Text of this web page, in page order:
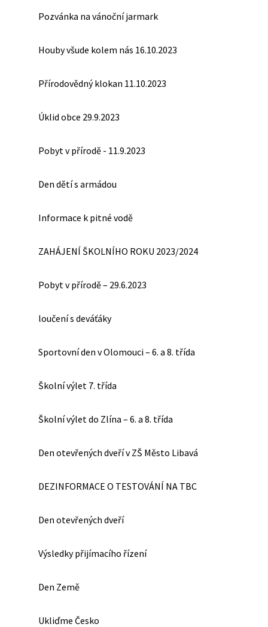
Pozvánka na vánoční jarmark
Houby všude kolem nás 16.10.2023
Přírodovědný klokan 11.10.2023
Úklid obce 29.9.2023
Pobyt v přírodě - 11.9.2023
Den dětí s armádou
Informace k pitné vodě
ZAHÁJENÍ ŠKOLNÍHO ROKU 2023/2024
Pobyt v přírodě – 29.6.2023
loučení s deváťáky
Sportovní den v Olomouci – 6. a 8. třída
Školní výlet 7. třída
Školní výlet do Zlína – 6. a 8. třída
Den otevřených dveří v ZŠ Město Libavá
DEZINFORMACE O TESTOVÁNÍ NA TBC
Den otevřených dveří
Výsledky přijímacího řízení
Den Země
Ukliďme Česko